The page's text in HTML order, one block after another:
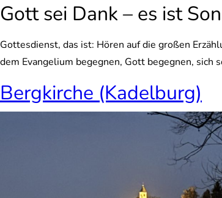
Gott sei Dank – es ist
Gottesdienst, das ist: Hören auf die großen
dem Evangelium begegnen, Gott begegnen, sich
Bergkirche (Kadelburg)